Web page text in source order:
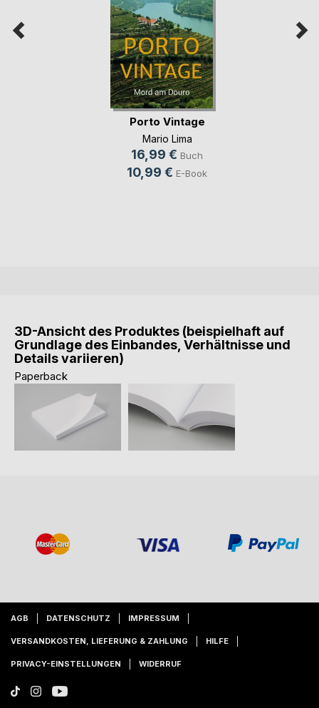
Porto Vintage
Mario Lima
16,99 € Buch
10,99 € E-Book
3D-Ansicht des Produktes (beispielhaft auf
Grundlage des Einbandes, Verhältnisse und
Details variieren)
Paperback
AGB DATENSCHUTZ IMPRESSUM
VERSANDKOSTEN, LIEFERUNG & ZAHLUNG HILFE
PRIVACY-EINSTELLUNGEN WIDERRUF